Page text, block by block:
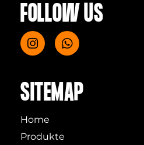
FOLLOW US
SITEMAP
Home
Produkte